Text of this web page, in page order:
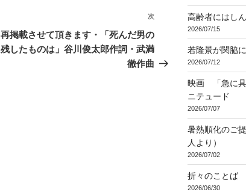
次
の
投
稿
次
再掲載させて頂きます・「死んだ男の
残したものは」谷川俊太郎作詞・武満
徹作曲
高齢者にはし
2026/07/15
若隆景が関脇に
2026/07/12
映画 「急に具
ニテュード
2026/07/07
暑熱順化のご
人より）
2026/07/02
折々のことば
2026/06/30